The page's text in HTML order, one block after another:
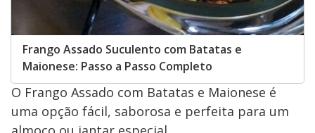
Frango Assado Suculento com Batatas e
Maionese: Passo a Passo Completo
O Frango Assado com Batatas e Maionese é
uma opção fácil, saborosa e perfeita para um